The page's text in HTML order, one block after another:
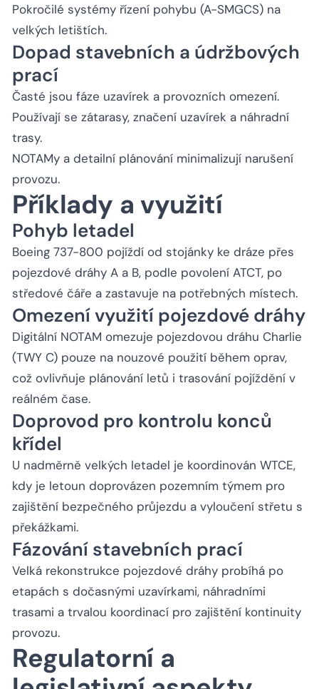
Pokročilé systémy řízení pohybu (A-SMGCS) na
velkých letištích.
Dopad stavebních a údržbových
prací
Časté jsou fáze uzavírek a provozních omezení.
Používají se zátarasy, značení uzavírek a náhradní
trasy.
NOTAMy a detailní plánování minimalizují narušení
provozu.
Příklady a využití
Pohyb letadel
Boeing 737-800 pojíždí od stojánky ke dráze přes
pojezdové dráhy A a B, podle povolení ATCT, po
středové čáře a zastavuje na potřebných místech.
Omezení využití pojezdové dráhy
Digitální NOTAM omezuje pojezdovou dráhu Charlie
(TWY C) pouze na nouzové použití během oprav,
což ovlivňuje plánování letů i trasování pojíždění v
reálném čase.
Doprovod pro kontrolu konců
křídel
U nadměrně velkých letadel je koordinován WTCE,
kdy je letoun doprovázen pozemním týmem pro
zajištění bezpečného průjezdu a vyloučení střetu s
překážkami.
Fázování stavebních prací
Velká rekonstrukce pojezdové dráhy probíhá po
etapách s dočasnými uzavírkami, náhradními
trasami a trvalou koordinací pro zajištění kontinuity
provozu.
Regulatorní a